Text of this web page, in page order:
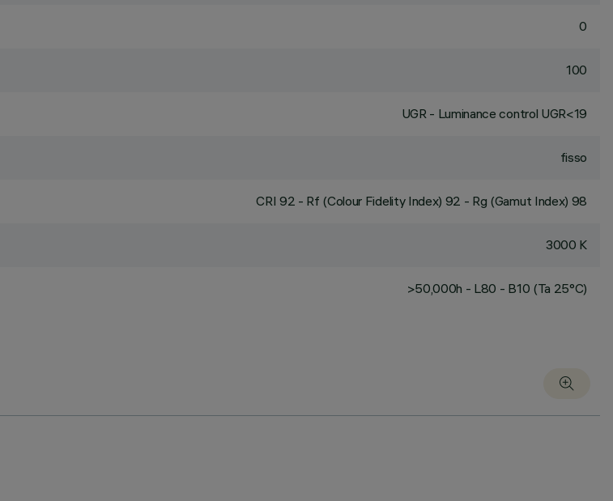
0
100
UGR - Luminance control UGR<19
fisso
CRI 92 - Rf (Colour Fidelity Index) 92 - Rg (Gamut Index) 98
3000 K
>50,000h - L80 - B10 (Ta 25°C)